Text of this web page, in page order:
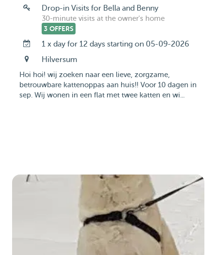
Drop-in Visits for Bella and Benny
30-minute visits at the owner's home
3 OFFERS
1 x day for 12 days starting on 05-09-2026
Hilversum
Hoi hoi! wij zoeken naar een lieve, zorgzame,
betrouwbare kattenoppas aan huis!! Voor 10 dagen in
sep. Wij wonen in een flat met twee katten en wi...